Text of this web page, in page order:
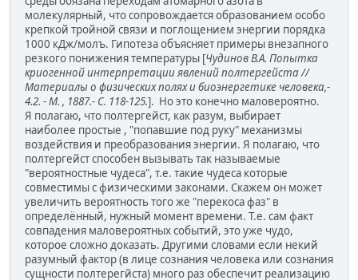
молекулярный, что сопровождается образованием особо
крепкой тройной связи и поглощением энергии порядка
1000 кДж/молъ. Гипотеза объясняет примеры внезапного
резкого понижения температуры [Чудинов В.А. Попытка
криогенной интерпретации явлений полтергейста //
Материалы о физических полях и биоэнергетике человека,-
4.2. - М. , 1887.- С. 118-125.]. Но это конечно маловероятно.
Я полагаю, что полтергейст, как разум, выбирает
наиболее простые , "попавшие под руку" механизмы
воздействия и преобразования энергии. Я полагаю, что
полтергейст способен вызывать так называемые
"вероятностные чудеса", т.е. такие чудеса которые
совместимы с физическими законами. Скажем он может
увеличить вероятность того же "перекоса фаз" в
определённый, нужный момент времени. Т.е. сам факт
совпадения маловероятных событий, это уже чудо,
которое сложно доказать. Другими словами если некий
разумный фактор (в лице сознания человека или сознания
сущности полтерегйста) много раз обеспечит реализацию